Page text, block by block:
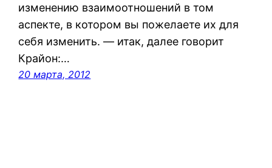
изменению взаимоотношений в том
аспекте, в котором вы пожелаете их для
себя изменить. — итак, далее говорит
Крайон:…
20 марта, 2012